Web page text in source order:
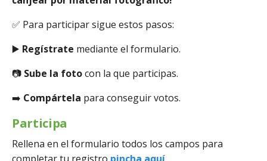
✅ Para participar sigue estos pasos:
▶️ Regístrate mediante el formulario.
📷 Sube la fotocon la que participas.
➡️ Compártela para conseguir votos.
Participa
Rellena en el formulario todos los campos para